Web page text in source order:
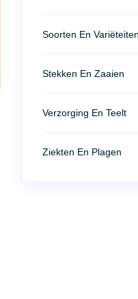
Soorten En Variëteiten
Stekken En Zaaien
Verzorging En Teelt
Ziekten En Plagen